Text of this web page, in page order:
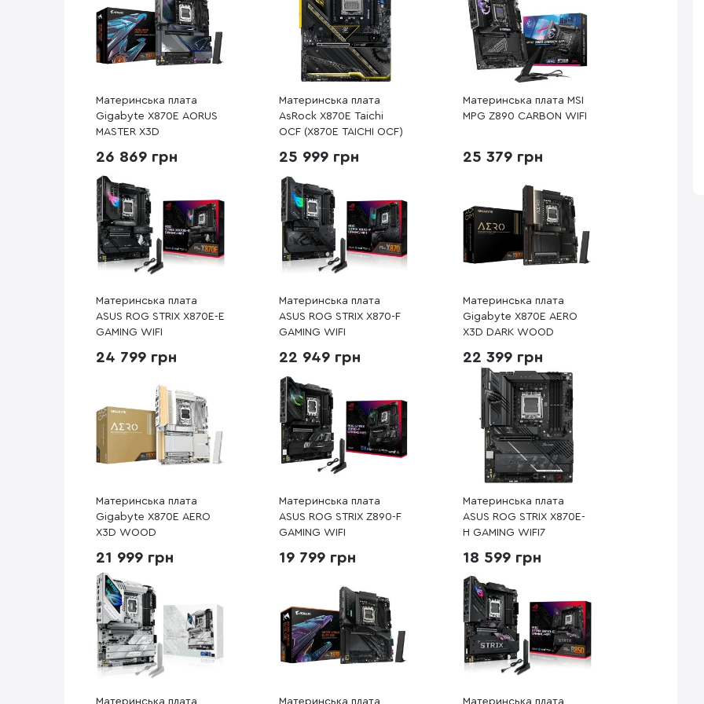
Материнська плата
Gigabyte X870E AORUS
MASTER X3D
26 869 грн
Материнська плата
AsRock X870E Taichi
OCF (X870E TAICHI OCF)
25 999 грн
Материнська плата MSI
MPG Z890 CARBON WIFI
25 379 грн
Материнська плата
ASUS ROG STRIX X870E-E
GAMING WIFI
24 799 грн
Материнська плата
ASUS ROG STRIX X870-F
GAMING WIFI
22 949 грн
Материнська плата
Gigabyte X870E AERO
X3D DARK WOOD
22 399 грн
Материнська плата
Gigabyte X870E AERO
X3D WOOD
21 999 грн
Материнська плата
ASUS ROG STRIX Z890-F
GAMING WIFI
19 799 грн
Материнська плата
ASUS ROG STRIX X870E-
H GAMING WIFI7
18 599 грн
Материнська плата Материнська плата Материнська плата